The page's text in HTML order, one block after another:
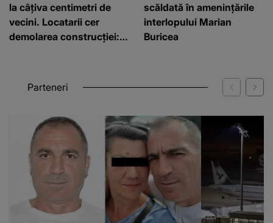
la câțiva centimetri de
vecini. Locatarii cer
demolarea construcției:
scăldată în amenințările
interlopului Marian
Buricea
Parteneri